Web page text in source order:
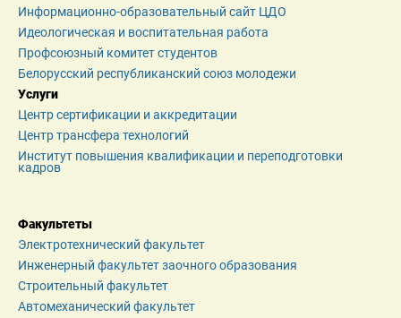
Информационно-образовательный сайт ЦДО
Идеологическая и воспитательная работа
Профсоюзный комитет студентов
Белорусский республиканский союз молодежи
Услуги
Центр сертификации и аккредитации
Центр трансфера технологий
Институт повышения квалификации и переподготовки
кадров
Факультеты
Электротехнический факультет
Инженерный факультет заочного образования
Строительный факультет
Автомеханический факультет